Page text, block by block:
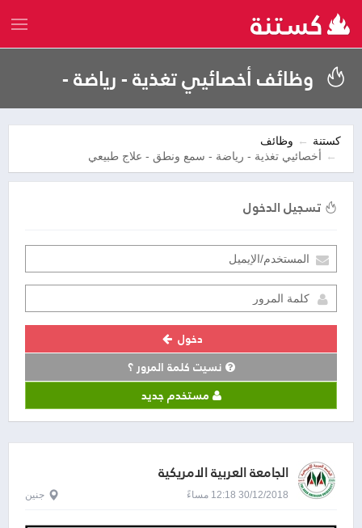
وظائف أخصائيي تغذية - رياضة -
سمع ونطق - علاج طبيعي
كستنة
وظائف
أخصائيي تغذية - رياضة - سمع ونطق - علاج طبيعي
تسجيل الدخول
دخول
نسيت كلمة المرور ؟
مستخدم جديد
الجامعة العربية الامريكية
30/12/2018 12:18 مساءً جنين